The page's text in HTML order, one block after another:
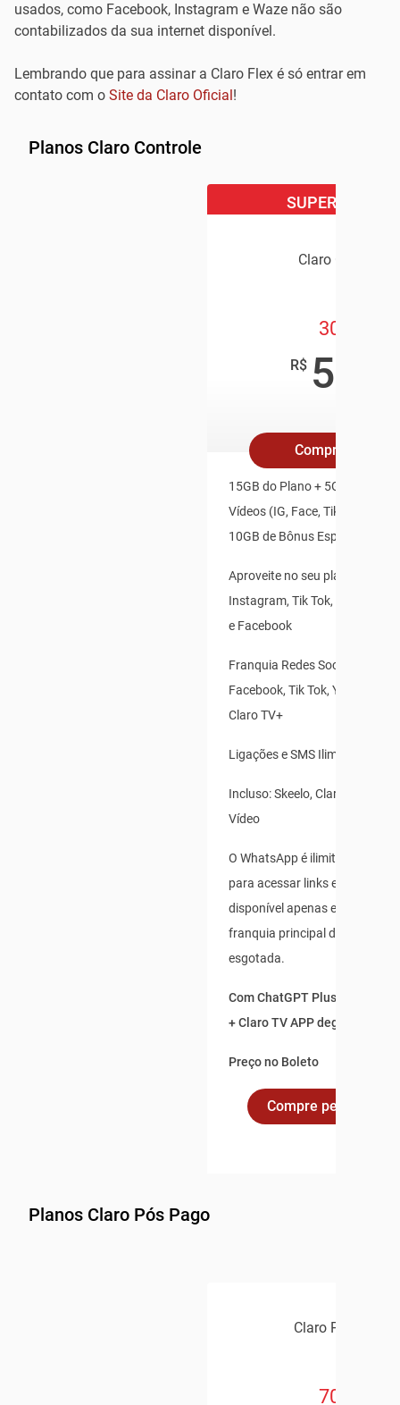
usados, como Facebook, Instagram e Waze não são
contabilizados da sua internet disponível.
Lembrando que para assinar a Claro Flex é só entrar em
contato com o Site da Claro Oficial!
Planos Claro Controle
SUPER OFERTA
Claro Controle
30GB
R$ 59
Compre Online
15GB do Plano + 5GB Redes
Vídeos (IG, Face, TikTok, X,
10GB de Bônus Especial
Aproveite no seu plano:
Instagram, Tik Tok, X(Twitter),
e Facebook
Franquia Redes Sociais:
Facebook, Tik Tok, Youtube,
Claro TV+
Ligações e SMS Ilimitados
Incluso: Skeelo, Claro Banca e
Vídeo
O WhatsApp é ilimitado para
para acessar links externos, e
disponível apenas enquanto
franquia principal de dados
esgotada.
Com ChatGPT Plus incluso
+ Claro TV APP degustação
Preço no Boleto
Compre pelo
Planos Claro Pós Pago
Claro Pós Pago
70GB